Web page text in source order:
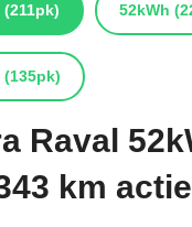
(211pk) 52kWh
(135pk)
Raval
km